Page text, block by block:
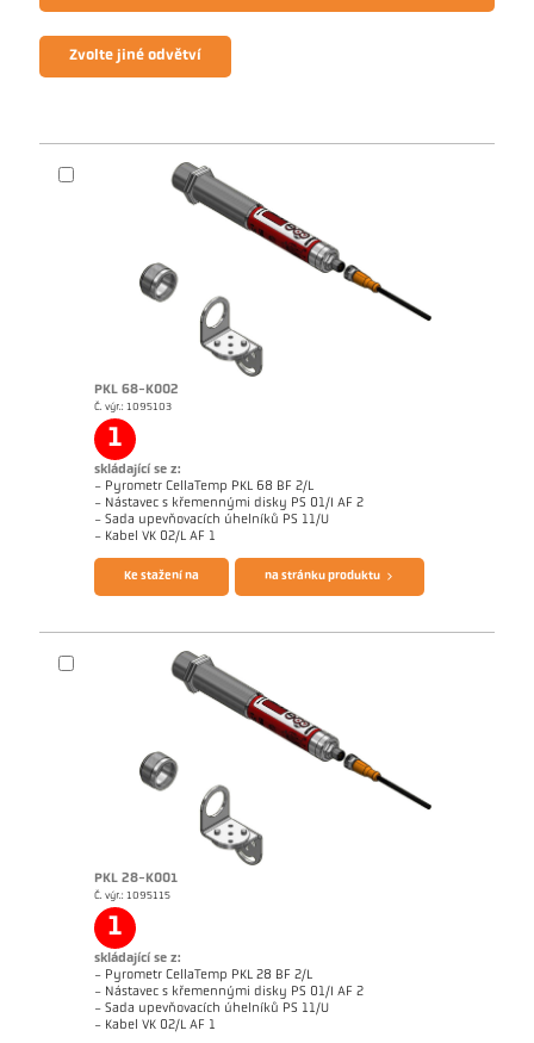
Zvolte jiné odvětví
PKL 68-K002
Č. výr.: 1095103
1
skládající se z:
- Pyrometr CellaTemp PKL 68 BF 2/L
- Nástavec s křemennými disky PS 01/I AF 2
- Sada upevňovacích úhelníků PS 11/U
- Kabel VK 02/L AF 1
Brožura CellaTemp PK PKF PKL Questionnaire Radiation Pyrometers
Žádostzpráva CellaInduction
Ke stažení na na stránku produktu
PKL 28-K001
Č. výr.: 1095115
1
skládající se z:
- Pyrometr CellaTemp PKL 28 BF 2/L
- Nástavec s křemennými disky PS 01/I AF 2
- Sada upevňovacích úhelníků PS 11/U
- Kabel VK 02/L AF 1
Brožura CellaTemp PK PKF PKL Questionnaire Radiation Pyrometers